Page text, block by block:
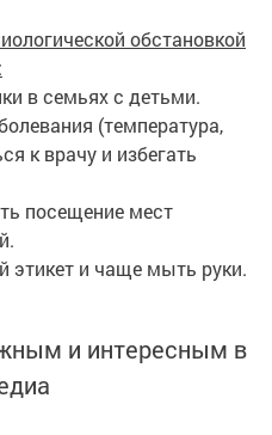
обстановкой
в семьях с детьми.
(температура,
к врачу и избегать
посещение мест
этикет и чаще мыть руки.
и интересным в